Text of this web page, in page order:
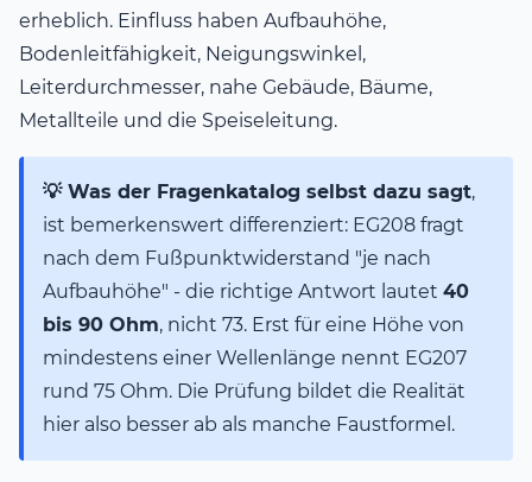
erheblich. Einfluss haben Aufbauhöhe,
Bodenleitfähigkeit, Neigungswinkel,
Leiterdurchmesser, nahe Gebäude, Bäume,
Metallteile und die Speiseleitung.
💡 Was der Fragenkatalog selbst dazu sagt,
ist bemerkenswert differenziert: EG208 fragt
nach dem Fußpunktwiderstand "je nach
Aufbauhöhe" - die richtige Antwort lautet 40
bis 90 Ohm, nicht 73. Erst für eine Höhe von
mindestens einer Wellenlänge nennt EG207
rund 75 Ohm. Die Prüfung bildet die Realität
hier also besser ab als manche Faustformel.